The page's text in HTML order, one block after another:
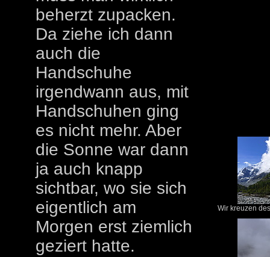
beherzt zupacken.
Da ziehe ich dann
auch die
Handschuhe
irgendwann aus, mit
Handschuhen ging
es nicht mehr. Aber
die Sonne war dann
ja auch knapp
sichtbar, wo sie sich
eigentlich am
Morgen erst ziemlich
geziert hatte.
Wir kreuzen